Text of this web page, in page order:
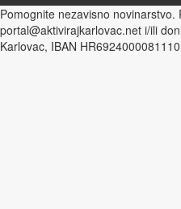
Pomognite nezavisno novinarstvo.
portal@aktivirajkarlovac.net i/ili
Karlovac, IBAN